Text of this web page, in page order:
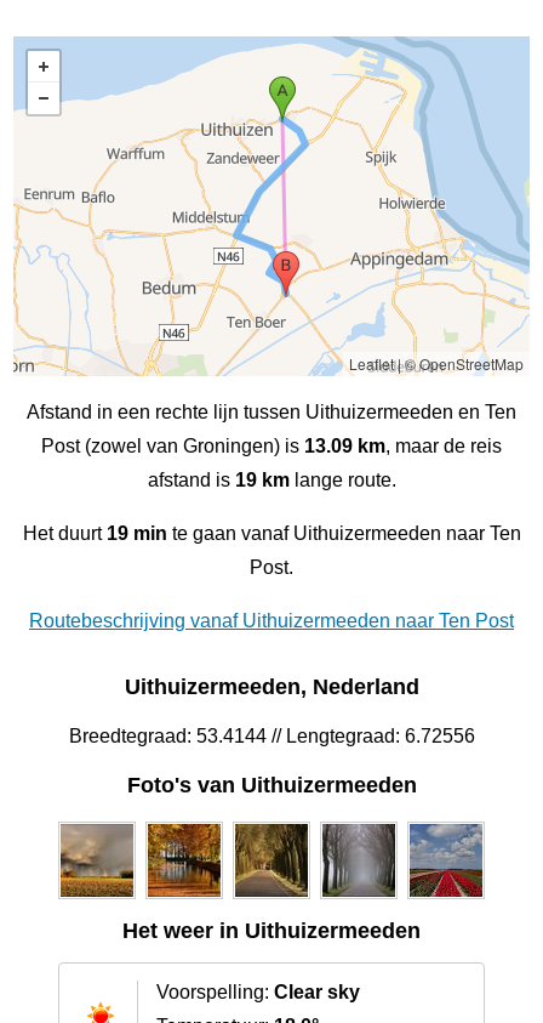
Leaflet|© OpenStreetMap
Afstand in een rechte lijn tussen Uithuizermeeden en Ten
Post (zowel van Groningen) is 13.09 km, maar de reis
afstand is 19 kmlange route.
Het duurt 19 min te gaan vanaf Uithuizermeeden naar Ten
Post.
Routebeschrijving vanaf Uithuizermeeden naar Ten Post
Uithuizermeeden, Nederland
Breedtegraad: 53.4144 // Lengtegraad: 6.72556
Foto's van Uithuizermeeden
Het weer in Uithuizermeeden
Voorspelling: Clear sky